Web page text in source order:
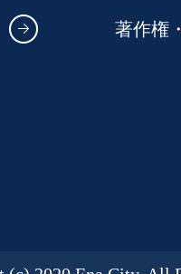
著作権